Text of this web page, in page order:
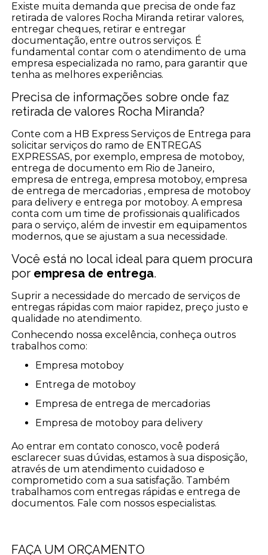
Existe muita demanda que precisa de onde faz
retirada de valores Rocha Miranda retirar valores,
entregar cheques, retirar e entregar
documentação, entre outros serviços. É
fundamental contar com o atendimento de uma
empresa especializada no ramo, para garantir que
tenha as melhores experiências.
Precisa de informações sobre onde faz
retirada de valores Rocha Miranda?
Conte com a HB Express Serviços de Entrega para
solicitar serviços do ramo de ENTREGAS
EXPRESSAS, por exemplo, empresa de motoboy,
entrega de documento em Rio de Janeiro,
empresa de entrega, empresa motoboy, empresa
de entrega de mercadorias , empresa de motoboy
para delivery e entrega por motoboy. A empresa
conta com um time de profissionais qualificados
para o serviço, além de investir em equipamentos
modernos, que se ajustam a sua necessidade.
Você está no local ideal para quem procura
por empresa de entrega.
Suprir a necessidade do mercado de serviços de
entregas rápidas com maior rapidez, preço justo e
qualidade no atendimento.
Conhecendo nossa excelência, conheça outros
trabalhos como:
empresa motoboy
entrega de motoboy
empresa de entrega de mercadorias
empresa de motoboy para delivery
Ao entrar em contato conosco, você poderá
esclarecer suas dúvidas, estamos à sua disposição,
através de um atendimento cuidadoso e
comprometido com a sua satisfação. Também
trabalhamos com entregas rápidas e entrega de
documentos. Fale com nossos especialistas.
FAÇA UM ORÇAMENTO